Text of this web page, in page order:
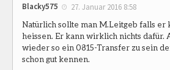
Blacky575 27. Januar 2016 8:58
Natürlich sollte man M.Leitgeb falls
heissen. Er kann wirklich nichts dafür.
wieder so ein 0815-Transfer zu sein
schon gut kennen.